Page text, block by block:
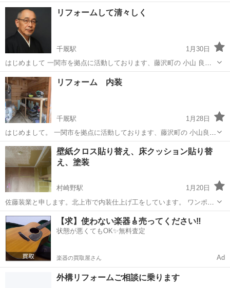
なる“火災保険の活用” これこそ必須節約術✨ 火災保険とは、火災以外
にも 風災・雨災・落雷・雪災などの自然災害も補償対象です。...
岩手 盛岡市 無料
リフォームして清々しく
千厩駅
1月30日
はじめまして 一関市を拠点に活動しております、藤沢町の 小山 良啓
（おやまりょうけい） と申します。 私は 「大工」と「坊さん」二つ
の顔を持ちながら 地域の皆さまの暮らしに寄り添う仕事をしておりま
す。 現在は主に大工として...
岩手 一関市 その他
リフォーム 内装
千厩駅
1月28日
はじめまして。 一関市を拠点に活動しております、藤沢町の 小山良啓
と申します。 私は 大工と坊さんの二刀流 で、地域の皆さまの暮らし
に寄り添う仕事をしております。 現在は主に、大工として リフォー
ム・修繕・住まいの困りご...
岩手 一関市 千厩駅 その他
壁紙クロス貼り替え、床クッション貼り替
え、塗装
村崎野駅
1月20日
佐藤装業と申します。北上市で内装仕上げ工をしています。 ワンポイ
ントの貼り替えから住宅のリフォームまで、お部屋のイメージをチョ
ット変えたいetc お見積無料ですので気になった方はご連絡お待ちして
おります(^^)
岩手 北上市 村崎野駅 その他 壁紙
【求】使わない楽器🎸売ってください‼️
状態が悪くてもOK✨無料査定
楽器の買取屋さん Ad
外構リフォームご相談に乗ります